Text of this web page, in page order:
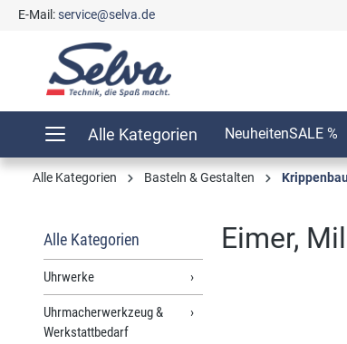
Zur Hauptnavigation springen
E-Mail:service@selva.de
Alle Kategorien NeuheitenSALE %
Alle Kategorien Basteln & Gestalten Krippenbau
Alle Kategorien
Uhrwerke
Uhrmacherwerkzeug &
Werkstattbedarf
Eimer,